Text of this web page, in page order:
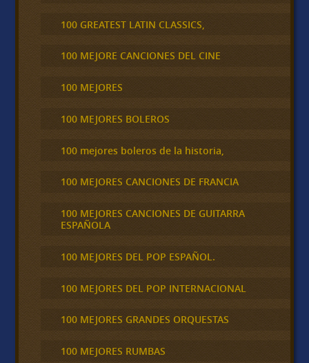
100 GREATEST LATIN CLASSICS,
100 MEJORE CANCIONES DEL CINE
100 MEJORES
100 MEJORES BOLEROS
100 mejores boleros de la historia,
100 MEJORES CANCIONES DE FRANCIA
100 MEJORES CANCIONES DE GUITARRA
ESPAÑOLA
100 MEJORES DEL POP ESPAÑOL.
100 MEJORES DEL POP INTERNACIONAL
100 MEJORES GRANDES ORQUESTAS
100 MEJORES RUMBAS